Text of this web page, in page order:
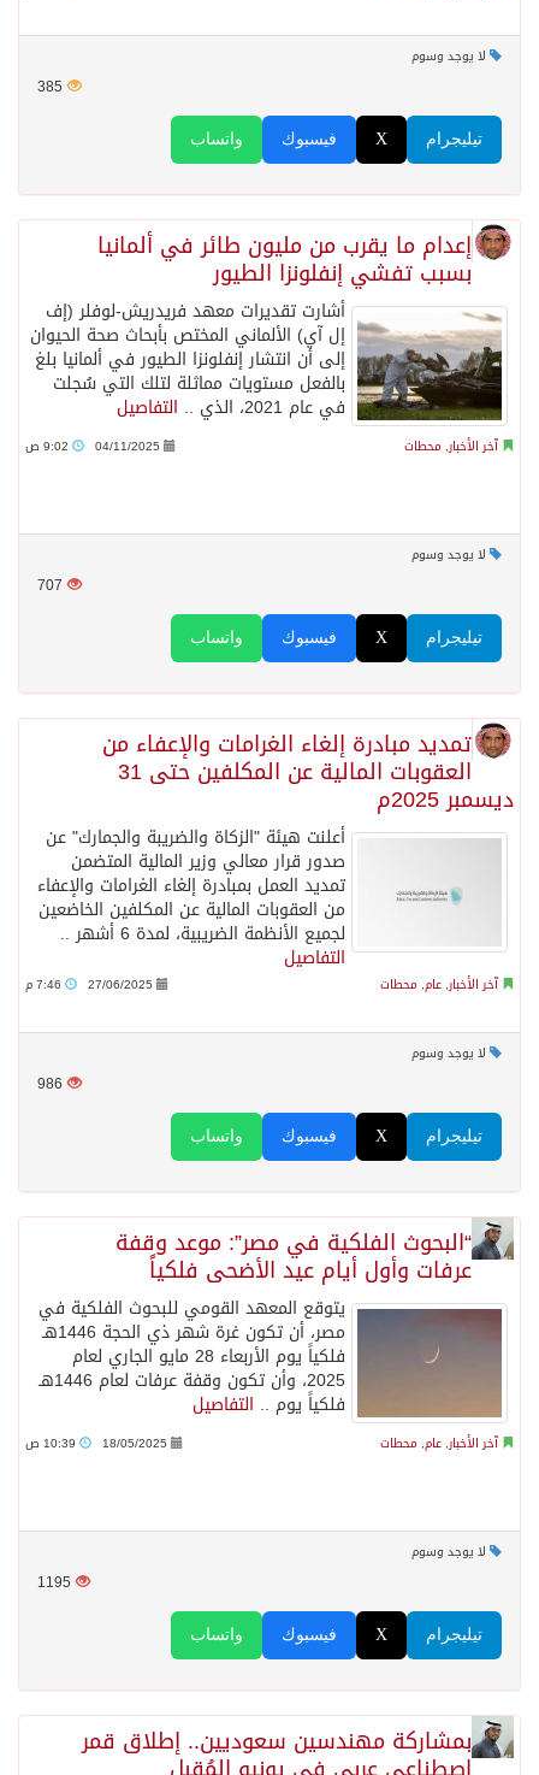
لا يوجد وسوم
385
واتساب فيسبوك X تيليجرام
إعدام ما يقرب من مليون طائر في ألمانيا
بسبب تفشي إنفلونزا الطيور
أشارت تقديرات معهد فريدريش-لوفلر (إف
إل آي) الألماني المختص بأبحاث صحة الحيوان
إلى أن انتشار إنفلونزا الطيور في ألمانيا بلغ
بالفعل مستويات مماثلة لتلك التي سُجلت
في عام 2021، الذي .. التفاصيل
آخر الأخبار, محطات 04/11/2025
لا يوجد وسوم
707
واتساب فيسبوك X تيليجرام
تمديد مبادرة إلغاء الغرامات والإعفاء من
العقوبات المالية عن المكلفين حتى 31
ديسمبر 2025م
أعلنت هيئة "الزكاة والضريبة والجمارك" عن
صدور قرار معالي وزير المالية المتضمن
تمديد العمل بمبادرة إلغاء الغرامات والإعفاء
من العقوبات المالية عن المكلفين الخاضعين
لجميع الأنظمة الضريبية، لمدة 6 أشهر ..
التفاصيل
آخر الأخبار, عام, محطات 27/06/2025
لا يوجد وسوم
986
واتساب فيسبوك X تيليجرام
“البحوث الفلكية في مصر”: موعد وقفة
عرفات وأول أيام عيد الأضحى فلكياً
يتوقع المعهد القومي للبحوث الفلكية في
مصر، أن تكون غرة شهر ذي الحجة 1446هـ
فلكياً يوم الأربعاء 28 مايو الجاري لعام
2025، وأن تكون وقفة عرفات لعام 1446هـ
فلكياً يوم .. التفاصيل
آخر الأخبار, عام, محطات 18/05/2025
لا يوجد وسوم
1195
واتساب فيسبوك X تيليجرام
بمشاركة مهندسين سعوديين.. إطلاق قمر